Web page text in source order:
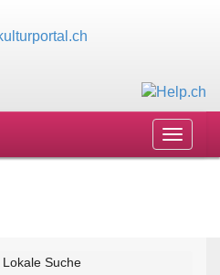
Toggle
Lokale Suche